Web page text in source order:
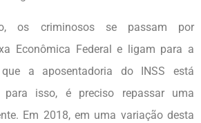
os criminosos se passam por
Econômica Federal e ligam para a
a aposentadoria do INSS está
para isso, é preciso repassar uma
Em 2018, em uma variação desta